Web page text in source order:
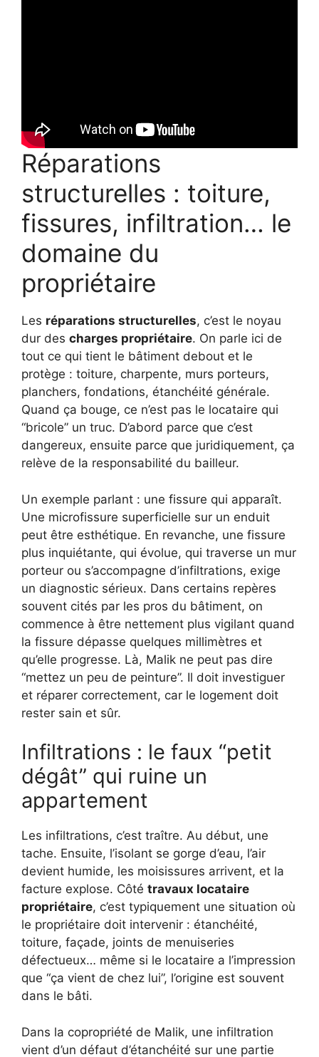
Réparations
structurelles : toiture,
fissures, infiltration… le
domaine du
propriétaire
Les réparations structurelles, c’est le noyau
dur des charges propriétaire. On parle ici de
tout ce qui tient le bâtiment debout et le
protège : toiture, charpente, murs porteurs,
planchers, fondations, étanchéité générale.
Quand ça bouge, ce n’est pas le locataire qui
“bricole” un truc. D’abord parce que c’est
dangereux, ensuite parce que juridiquement, ça
relève de la responsabilité du bailleur.
Un exemple parlant : une fissure qui apparaît.
Une microfissure superficielle sur un enduit
peut être esthétique. En revanche, une fissure
plus inquiétante, qui évolue, qui traverse un mur
porteur ou s’accompagne d’infiltrations, exige
un diagnostic sérieux. Dans certains repères
souvent cités par les pros du bâtiment, on
commence à être nettement plus vigilant quand
la fissure dépasse quelques millimètres et
qu’elle progresse. Là, Malik ne peut pas dire
“mettez un peu de peinture”. Il doit investiguer
et réparer correctement, car le logement doit
rester sain et sûr.
Infiltrations : le faux “petit
dégât” qui ruine un
appartement
Les infiltrations, c’est traître. Au début, une
tache. Ensuite, l’isolant se gorge d’eau, l’air
devient humide, les moisissures arrivent, et la
facture explose. Côté travaux locataire
propriétaire, c’est typiquement une situation où
le propriétaire doit intervenir : étanchéité,
toiture, façade, joints de menuiseries
défectueux… même si le locataire a l’impression
que “ça vient de chez lui”, l’origine est souvent
dans le bâti.
Dans la copropriété de Malik, une infiltration
vient d’un défaut d’étanchéité sur une partie